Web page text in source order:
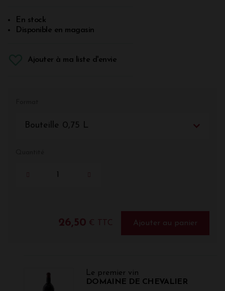
En stock
Disponible en magasin
Ajouter à ma liste d'envie
Bouteille 0,75 L
26,50 € TTC Ajouter au panier
Le premier vin
DOMAINE DE CHEVALIER